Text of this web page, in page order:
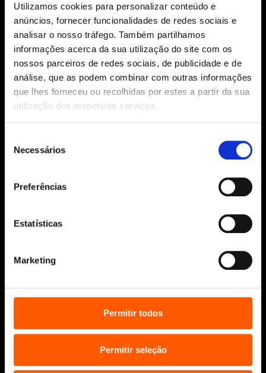
Utilizamos cookies para personalizar conteúdo e
anúncios, fornecer funcionalidades de redes sociais e
analisar o nosso tráfego. Também partilhamos
informações acerca da sua utilização do site com os
nossos parceiros de redes sociais, de publicidade e de
análise, que as podem combinar com outras informações
que lhes forneceu ou recolhidas por estes a partir da sua
utilização dos respetivos serviços.
Necessários
Preferências
Estatísticas
Marketing
Permitir todos
Permitir seleção
Aviso Legal
Política de Cookies
Política de segurança e privacidade
Ajuda, Termos e Condições
Manuscritos
Penguin Educação (Escolas e
Distribuição (profissionais)